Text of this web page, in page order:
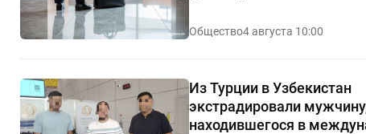
Общество4 августа 10:00
Из Турции в Узбекистан
экстрадировали
находившегося в